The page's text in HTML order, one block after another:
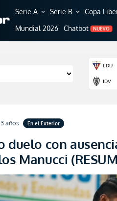
Serie A expand_more Serie B expand_more Copa
Mundial 2026 Chatbot NUEVO
años En el Exterior
duelo con
Manucci